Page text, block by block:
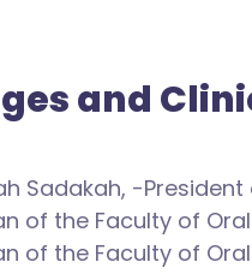
and
Sadakah, -
of the Faculty of
of the Faculty of